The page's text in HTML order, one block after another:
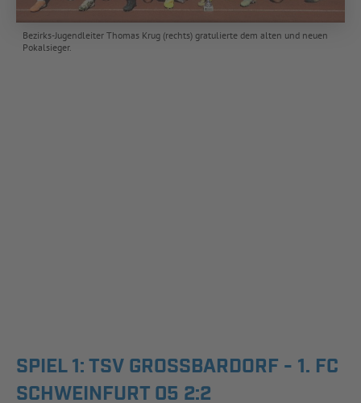
Bezirks-Jugendleiter Thomas Krug (rechts) gratulierte dem alten und neuen
Pokalsieger.
SPIEL 1: TSV GROSSBARDORF - 1. FC S
CHWEINFURT 05 2:2